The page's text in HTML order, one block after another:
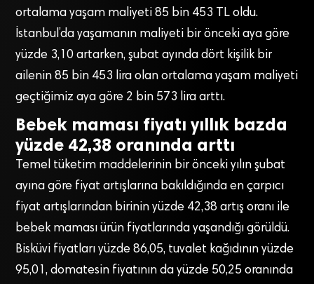
ortalama yaşam maliyeti 85 bin 453 TL oldu.
İstanbul’da yaşamanın maliyeti bir önceki aya göre
yüzde 3,10 artarken, şubat ayında dört kişilik bir
ailenin 85 bin 453 lira olan ortalama yaşam maliyeti
geçtiğimiz aya göre 2 bin 573 lira arttı.
Bebek maması fiyatı yıllık bazda
yüzde 42,38 oranında arttı
Temel tüketim maddelerinin bir önceki yılın şubat
ayına göre fiyat artışlarına bakıldığında en çarpıcı
fiyat artışlarından birinin yüzde 42,38 artış oranı ile
bebek maması ürün fiyatlarında yaşandığı görüldü.
Bisküvi fiyatları yüzde 86,05, tuvalet kağıdının yüzde
95,01, domatesin fiyatının da yüzde 50,25 oranında